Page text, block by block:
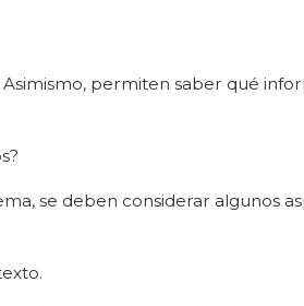
permiten saber qué
se deben considerar algunos